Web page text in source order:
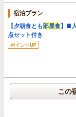
宿泊プラン
【夕朝食とも部屋食】■
点セット付き
ポイントUP
この